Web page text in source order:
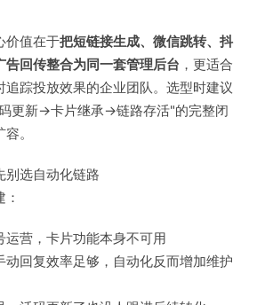
价值在于把短链接生成、微信跳转、抖
告回传整合为同一套管理后台 ，更适合
追踪投放效果的企业团队。选型时建议
更新→卡片继承→链路存活"的完整闭
。
别选自动化链路
运营，卡片功能本身不可用
动回复效率足够，自动化反而增加维护